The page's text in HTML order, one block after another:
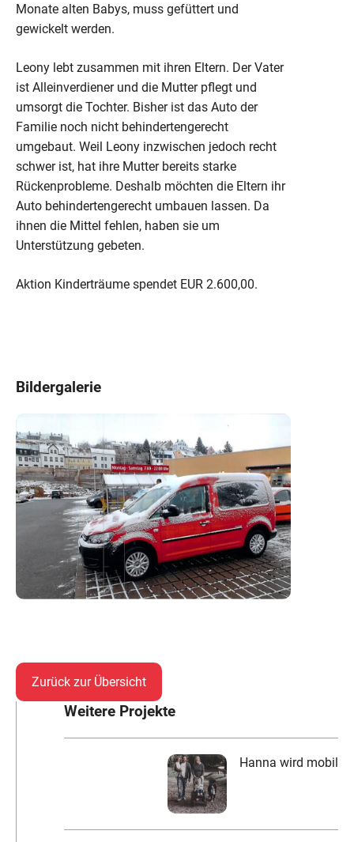
Monate alten Babys, muss gefüttert und
gewickelt werden.
Leony lebt zusammen mit ihren Eltern. Der Vater
ist Alleinverdiener und die Mutter pflegt und
umsorgt die Tochter. Bisher ist das Auto der
Familie noch nicht behindertengerecht
umgebaut. Weil Leony inzwischen jedoch recht
schwer ist, hat ihre Mutter bereits starke
Rückenprobleme. Deshalb möchten die Eltern ihr
Auto behindertengerecht umbauen lassen. Da
ihnen die Mittel fehlen, haben sie um
Unterstützung gebeten.
Aktion Kinderträume spendet EUR 2.600,00.
Bildergalerie
Zurück zur Übersicht
Weitere Projekte
Hanna wird mobil